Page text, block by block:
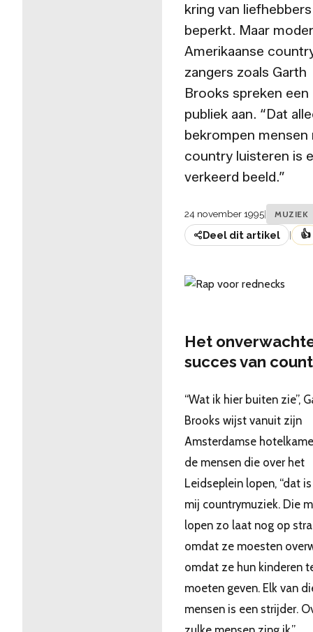
kring van
beperkt. Maar
Amerikaanse
zangers zoals Garth
Brooks spreken
publiek aan. “Dat
bekrompen mensen
country luisteren is
verkeerd beeld.”
24 november 1995| MUZIEK
Deel dit artikel | 👍
Het
succes van
“Wat ik hier buiten zie”,
Brooks wijst vanuit zijn
Amsterdamse
de mensen die over het
Leidseplein lopen, “dat
mij countrymuziek. Die
lopen zo laat nog op
omdat ze moesten
omdat ze hun kinderen
moeten geven. Elk van
mensen is een strijder.